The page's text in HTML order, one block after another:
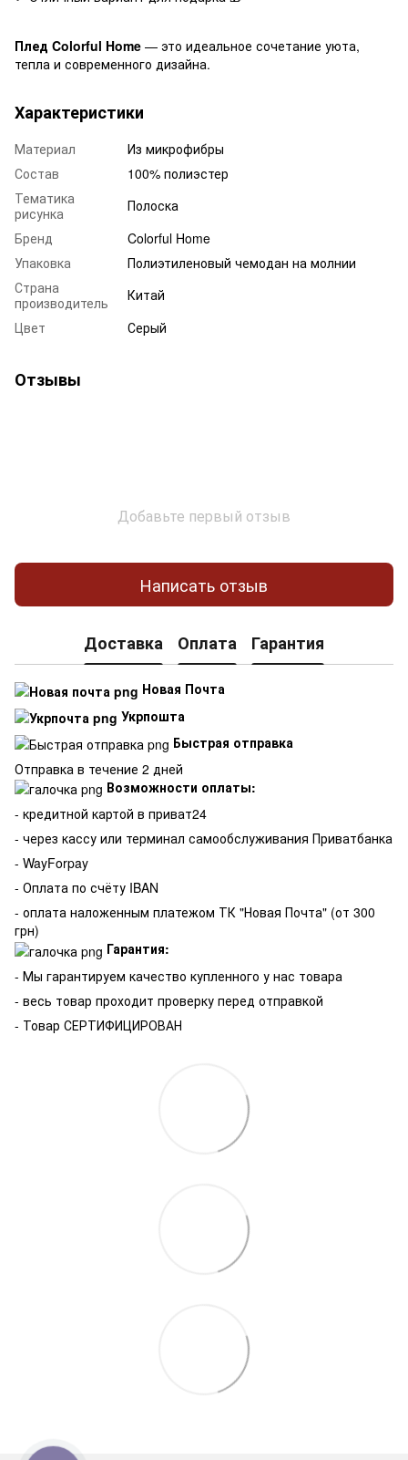
Плед Colorful Home — это идеальное сочетание уюта,
тепла и современного дизайна.
Характеристики
Материал
Из микрофибры
Состав
100% полиэстер
Тематика
рисунка
Полоска
Бренд
Colorful Home
Упаковка
Полиэтиленовый чемодан на молнии
Страна
производитель
Китай
Цвет
Серый
Отзывы
Добавьте первый отзыв
Написать отзыв
Доставка Оплата Гарантия
Новая Почта
Укрпошта
Быстрая отправка
Отправка в течение 2 дней
Возможности оплаты:
- кредитной картой в приват24
- через кассу или терминал самообслуживания Приватбанка
- WayForpay
- Оплата по счёту IBAN
- оплата наложенным платежом ТК "Новая Почта" (от 300
грн)
Гарантия:
- Мы гарантируем качество купленного у нас товара
- весь товар проходит проверку перед отправкой
- Товар СЕРТИФИЦИРОВАН